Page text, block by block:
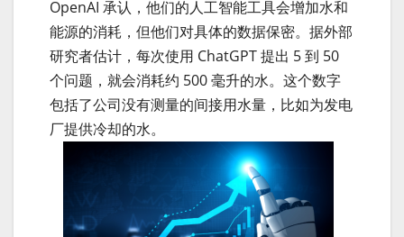
OpenAI 承认，他们的人工智能工具会增加水和
能源的消耗，但他们对具体的数据保密。据外部
研究者估计，每次使用 ChatGPT 提出 5 到 50
个问题，就会消耗约 500 毫升的水。这个数字
包括了公司没有测量的间接用水量，比如为发电
厂提供冷却的水。